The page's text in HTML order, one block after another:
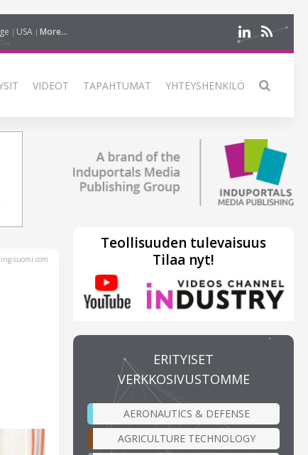
USA More...
VIDEOT TAPAHTUMAT YHTEYSHENKILÖ
suomi.com
Teollisuuden tulevaisuus
Tilaa nyt!
ERITYISET
VERKKOSIVUSTOMME
AERONAUTICS & DEFENSE
AGRICULTURE TECHNOLOGY